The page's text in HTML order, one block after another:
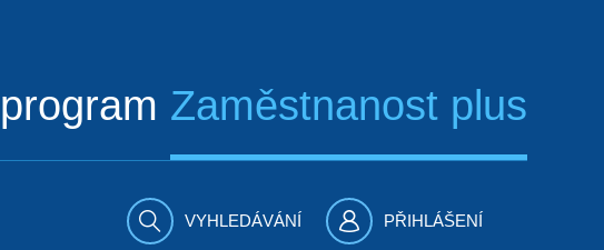
Zaměstnanost plus
VYHLEDÁVÁNÍ PŘIHLÁŠENÍ